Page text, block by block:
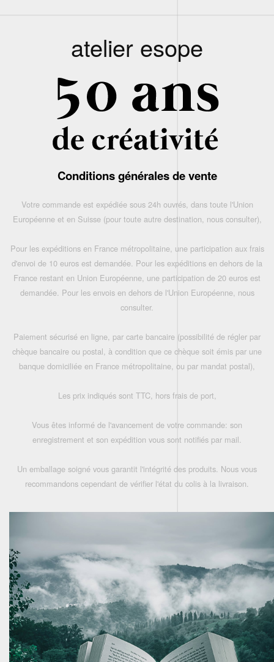
atelier esope
Conditions générales de vente
Votre commande est expédiée sous 24h ouvrés, dans toute l'Union
Européenne et en Suisse (pour toute autre destination, nous consulter),
Pour les expéditions en France métropolitaine, une participation aux frais
d'envoi de 10 euros est demandée. Pour les expéditions en dehors de la
France restant en Union Européenne, une participation de 20 euros est
demandée. Pour les envois en dehors de l'Union Européenne, nous
consulter.
Paiement sécurisé en ligne, par carte bancaire (possibilité de régler par
chèque bancaire ou postal, à condition que ce chèque soit émis par une
banque domiciliée en France métropolitaine, ou par mandat postal),
Les prix indiqués sont TTC, hors frais de port,
Vous êtes informé de l'avancement de votre commande: son
enregistrement et son expédition vous sont notifiés par mail.
Un emballage soigné vous garantit l'intégrité des produits. Nous vous
recommandons cependant de vérifier l'état du colis à la livraison.